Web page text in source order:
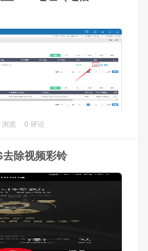
地址不一样的，实现比较麻
现在有了macvlan，多拨会非常
--> MACVLAN --> +，增加一条
mac地址
到光猫的物理网口）
，爱快iKuai对于IPv6的支持也
x64 Build202403051040
桥接模式）
览 0 评论
除视频彩铃